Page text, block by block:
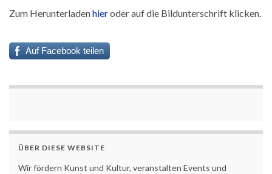
Zum Herunterladenhieroder auf die Bildunterschrift klicken.
Auf Facebook teilen
ÜBER DIESE WEBSITE
Wir fördern Kunst und Kultur, veranstalten Events und